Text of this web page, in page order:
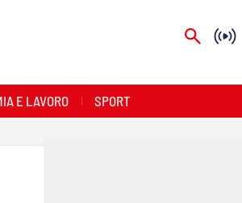
E LAVORO SPORT